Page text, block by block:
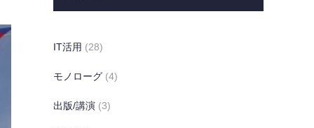
IT活用 (28)
モノローグ (4)
出版/講演 (3)